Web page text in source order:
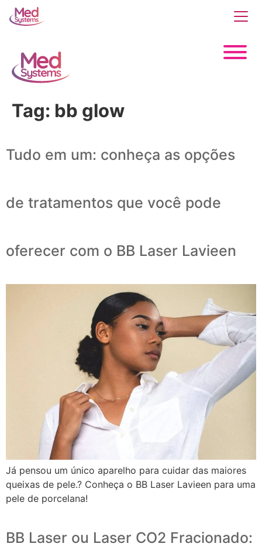
Tag: bb glow
Tudo em um: conheça as opções
de tratamentos que você pode
oferecer com o BB Laser Lavieen
Já pensou um único aparelho para cuidar das maiores
queixas de pele.? Conheça o BB Laser Lavieen para uma
pele de porcelana!
BB Laser ou Laser CO2 Fracionado: